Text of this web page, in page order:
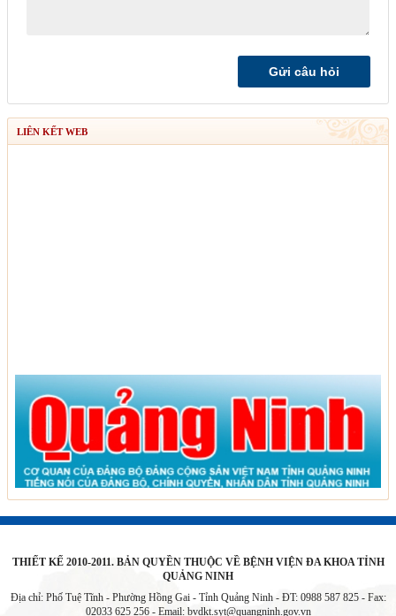
LIÊN KẾT WEB
THIẾT KẾ 2010-2011. BẢN QUYỀN THUỘC VỀ BỆNH VIỆN ĐA KHOA TỈNH
QUẢNG NINH
Địa chỉ: Phố Tuệ Tĩnh - Phường Hồng Gai - Tỉnh Quảng Ninh - ĐT: 0988 587 825 - Fax:
02033 625 256 - Email: bvdkt.syt@quangninh.gov.vn